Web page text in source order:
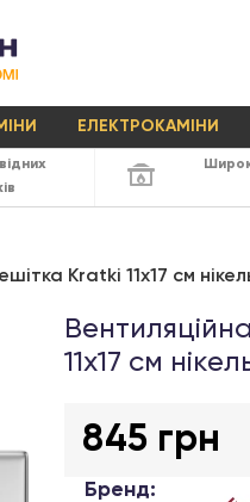
ЕЛЕКТРОКАМІНИ
Kratki 11x17 см
11х17 см
845 грн
Бренд: